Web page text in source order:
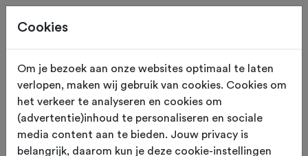
Beoordeling toevoegen voor:
ATB veldtoertocht - 7-4-2024
Je beoordeling helpt andere sportieve fietsers op
weg. Bedankt!
Cookies
Om je bezoek aan onze websites optimaal te laten
verlopen, maken wij gebruik van cookies. Cookies om
het verkeer te analyseren en cookies om
(advertentie)inhoud te personaliseren en sociale
media content aan te bieden. Jouw privacy is
belangrijk, daarom kun je deze cookie-instellingen